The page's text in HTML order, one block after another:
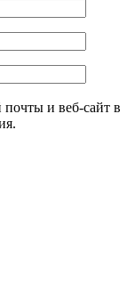
и веб-сайт в